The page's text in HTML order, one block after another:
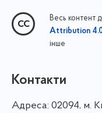
Весь контент
Attribution
інше
Контакти
Адреса: 02094, м.